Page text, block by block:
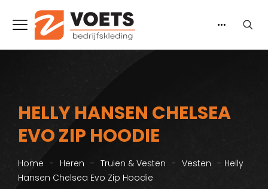
HELLY HANSEN CHELSEA
EVO ZIP HOODIE
Home - Heren - Truien & Vesten - Vesten - Helly
Hansen Chelsea Evo Zip Hoodie